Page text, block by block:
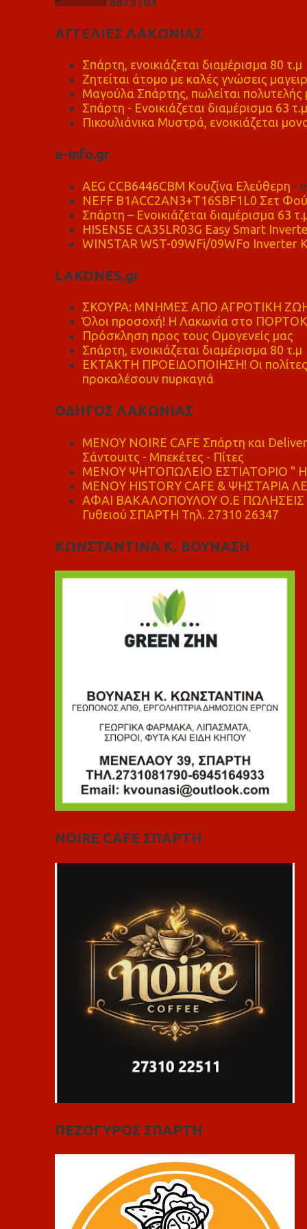
ΑΓΓΕΛΙΕΣ ΛΑΚΩΝΙΑΣ
Σπάρτη, ενοικιάζεται διαμέρισμα 80 τ.μ
Ζητείται άτομο με καλές γνώσεις
Μαγούλα Σπάρτης, πωλείται πολυτελής
Σπάρτη - Ενοικιάζεται διαμέρισμα 63 τ.μ
Πικουλιάνικα Μυστρά, ενοικιάζεται
e-info.gr
AEG CCB6446CBM Κουζίνα Ελεύθερη -
NEFF B1ACC2AN3+T16SBF1L0 Σετ
Σπάρτη – Ενοικιάζεται διαμέρισμα 63
HISENSE CA35LR03G Easy Smart
WINSTAR WST-09WFi/09WFo Inverter
LAKONES.gr
ΣΚΟΥΡΑ: ΜΝΗΜΕΣ ΑΠΟ ΑΓΡΟΤΙΚΗ
Όλοι προσοχή! Η Λακωνία στο
Πρόσκληση προς τους Ομογενείς μας
Σπάρτη, ενοικιάζεται διαμέρισμα 80 τ.μ
ΕΚΤΑΚΤΗ ΠΡΟΕΙΔΟΠΟΙΗΣΗ! Οι πολίτες
προκαλέσουν πυρκαγιά
ΟΔΗΓΟΣ ΛΑΚΩΝΙΑΣ
MENOY NOIRE CAFE Σπάρτη και
Σάντουιτς - Μπεκέτες - Πίτες
ΜΕΝΟΥ ΨΗΤΟΠΩΛΕΙΟ ΕΣΤΙΑΤΟΡΙΟ "
ΜΕΝΟΥ HISTORY CAFE & ΨΗΣΤΑΡΙΑ
ΑΦΑΙ ΒΑΚΑΛΟΠΟΥΛΟΥ Ο.Ε ΠΩΛΗΣΕΙΣ
Γυθειού ΣΠΑΡΤΗ Τηλ. 27310 26347
ΚΩΝΣΤΑΝΤΙΝΑ Κ. ΒΟΥΝΑΣΗ
NOIRE CAFE ΣΠΑΡΤΗ
ΠΕΖΟΓΥΡΟΣ ΣΠΑΡΤΗ